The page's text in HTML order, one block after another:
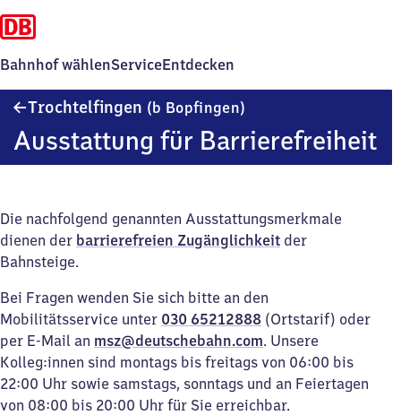
Bahnhof wählenServiceEntdecken
Trochtelfingen (b Bopfingen)
Bopfingen)
Ausstattung für Barrierefreiheit
Die nachfolgend genannten Ausstattungsmerkmale
dienen der barrierefreien Zugänglichkeit der
Bahnsteige.
Bei Fragen wenden Sie sich bitte an den
Mobilitätsservice unter 030 65212888 (Ortstarif) oder
per E-Mail an msz@deutschebahn.com. Unsere
Kolleg:innen sind montags bis freitags von 06:00 bis
22:00 Uhr sowie samstags, sonntags und an Feiertagen
von 08:00 bis 20:00 Uhr für Sie erreichbar.